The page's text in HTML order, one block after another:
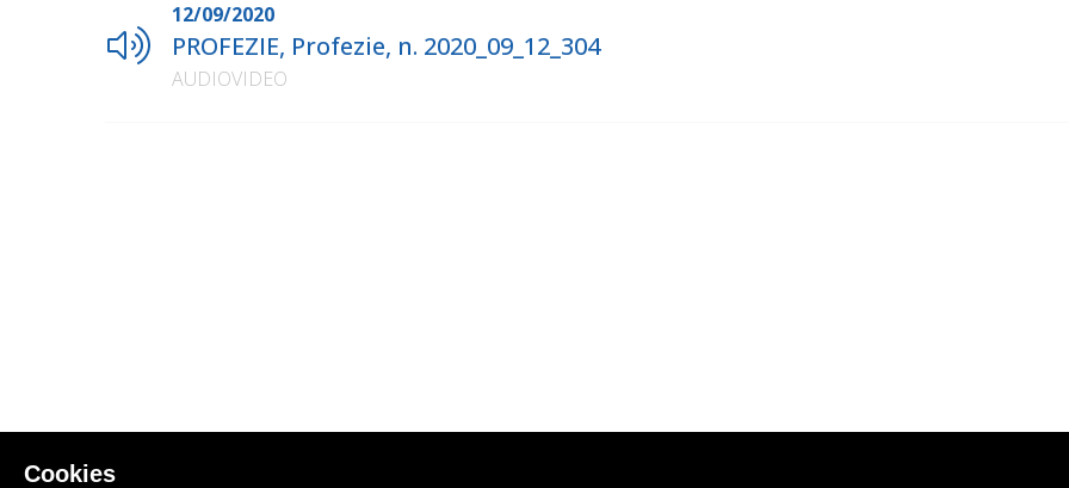
12/09/2020
PROFEZIE, Profezie, n. 2020_09_12_304
AUDIOVIDEO
Cookies